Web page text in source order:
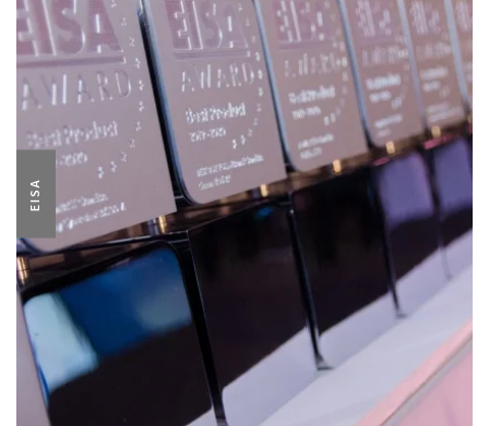
EISA